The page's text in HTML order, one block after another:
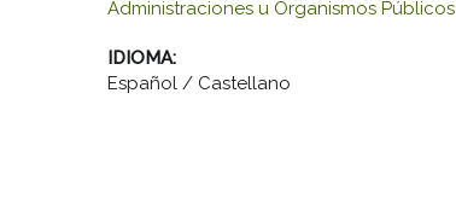
Administraciones u Organismos Públicos
IDIOMA:
Español / Castellano